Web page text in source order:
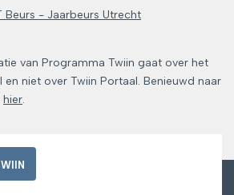
Beurs - Jaarbeurs Utrecht
van Programma Twiin gaat over het
en niet over Twiin Portaal. Benieuwd naar
hier.